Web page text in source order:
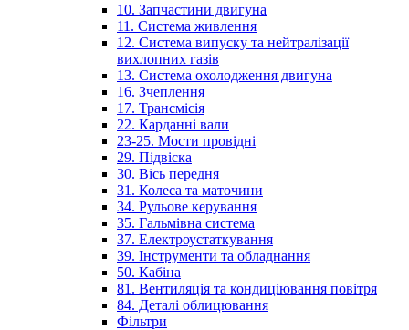
10. Запчастини двигуна
11. Система живлення
12. Система випуску та нейтралізації
вихлопних газів
13. Система охолодження двигуна
16. Зчеплення
17. Трансмісія
22. Карданні вали
23-25. Мости провідні
29. Підвіска
30. Вісь передня
31. Колеса та маточини
34. Рульове керування
35. Гальмівна система
37. Електроустаткування
39. Інструменти та обладнання
50. Кабіна
81. Вентиляція та кондиціювання повітря
84. Деталі облицювання
Фільтри